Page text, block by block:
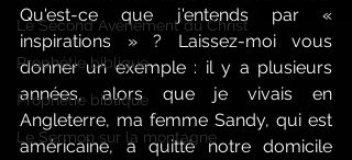
Le Second Avènement du Christ
Prophétie biblique
Prophétie biblique
Le Sermon sur la montagne
Qu'est-ce que j'entends par «
inspirations » ? Laissez-moi vous
donner un exemple : il y a plusieurs
années, alors que je vivais en
Angleterre, ma femme Sandy, qui est
américaine, a quitté notre domicile